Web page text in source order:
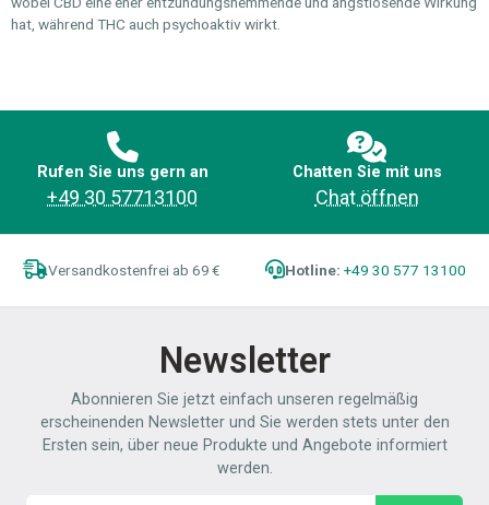
hat, während THC auch psychoaktiv wirkt.
Rufen Sie uns gern an
+49 30 57713100
Chatten Sie mit uns
Chat öffnen
Versandkostenfrei ab 69 € Hotline: +49 30 577 13100
Newsletter
Abonnieren Sie jetzt einfach unseren regelmäßig
erscheinenden Newsletter und Sie werden stets unter den
Ersten sein, über neue Produkte und Angebote informiert
werden.